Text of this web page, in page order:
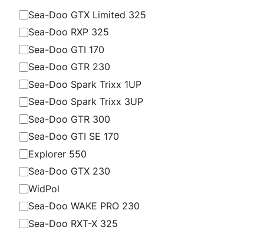
M
o
d
e
l
Sea-Doo GTX Limited 325
Sea-Doo RXP 325
Sea-Doo GTI 170
Sea-Doo GTR 230
Sea-Doo Spark Trixx 1UP
Sea-Doo Spark Trixx 3UP
Sea-Doo GTR 300
Sea-Doo GTI SE 170
Explorer 550
Sea-Doo GTX 230
WidPol
Sea-Doo WAKE PRO 230
Sea-Doo RXT-X 325